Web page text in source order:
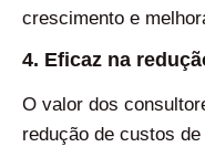
crescimento e
4. Eficaz na
O valor dos
redução de custos